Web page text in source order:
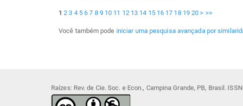
1 2 3 4 5 6 7 8 9 10 11 12 13 14 15 16 17 18 19 20 > >>
Você também pode iniciar uma pesquisa avançada por
Raízes: Rev. de Cie. Soc. e Econ., Campina Grande, PB, Brasil.